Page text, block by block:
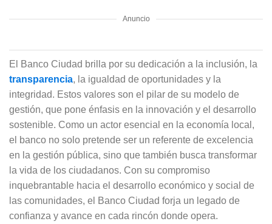
Anuncio
El Banco Ciudad brilla por su dedicación a la inclusión, la
transparencia, la igualdad de oportunidades y la
integridad. Estos valores son el pilar de su modelo de
gestión, que pone énfasis en la innovación y el desarrollo
sostenible. Como un actor esencial en la economía local,
el banco no solo pretende ser un referente de excelencia
en la gestión pública, sino que también busca transformar
la vida de los ciudadanos. Con su compromiso
inquebrantable hacia el desarrollo económico y social de
las comunidades, el Banco Ciudad forja un legado de
confianza y avance en cada rincón donde opera.